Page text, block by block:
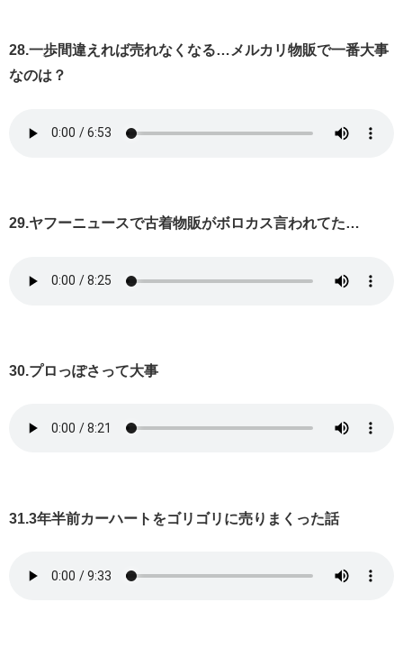
28.一歩間違えれば売れなくなる…メルカリ物販で一番大事
なのは？
29.ヤフーニュースで古着物販がボロカス言われてた…
30.プロっぽさって大事
31.3年半前カーハートをゴリゴリに売りまくった話